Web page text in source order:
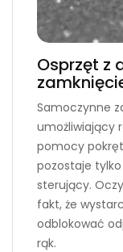
Osprzęt z
Samoczynne
umożliwiający
pomocy
pozostaje
sterujący.
fakt, że
odblokować
rąk.